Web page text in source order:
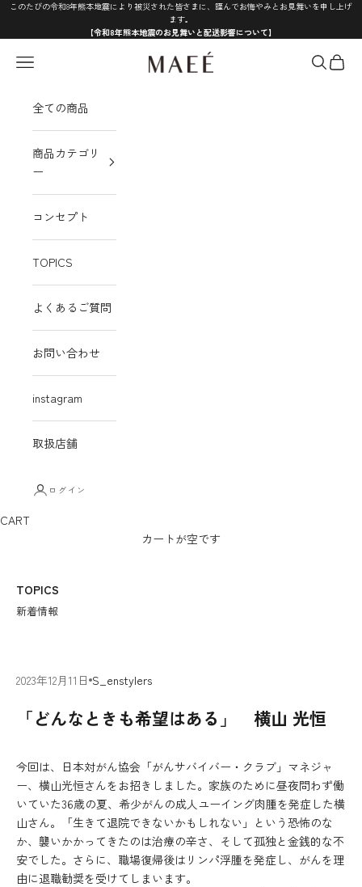
コンテンツへスキップ
このたびの令和8年熊本地震により被災された皆さまに、謹んでお悔やみとお見舞いを申し上げ
ます。
【令和8年熊本地震のお見舞いと配送影響について】
MAEÉ
メニュー 検索カート
全ての商品
商品カテゴリ
ー
コンセプト
TOPICS
よくあるご質問
お問い合わせ
instagram
取扱店舗
ログイン
CART
カートが空です
TOPICS
新着情報
2023年12月11日 S_enstylers
「どんなときも希望はある」 横山 光恒
今回は、日本対がん協会「がんサバイバー・クラブ」マネジャ
ー、横山光恒さんをお招きしました。家族のために昼夜問わず働
いていた36歳の夏、希少がんの成人ユーイング肉腫を発症した横
山さん。「生きて退院できないかもしれない」という恐怖のな
か、襲いかかってきたのは治療の辛さ、そして孤独と金銭的な不
安でした。さらに、職場復帰後はリンパ浮腫を発症し、がんを理
由に退職勧奨を受けてしまいます。